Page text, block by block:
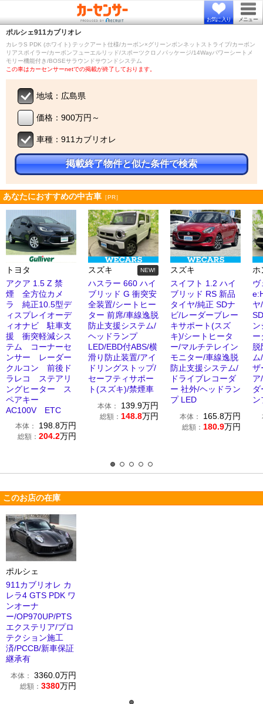
お気に入り メニュー
ポルシェ911カブリオレ
カレラS PDK (ホワイト) テックアート仕様/カーボン×グリーンボンネットストライプ/カーボン
リアスポイラー/カーボンフューエルリッド/スポーツクロノパッケージ/14Wayパワーシートメ
モリー機能付き/BOSEサラウンドサウンドシステム
この車はカーセンサーnetでの掲載が終了しております。
地域：広島県
価格：900万円～
車種：911カブリオレ
掲載終了物件と似た条件で検索
あなたにおすすめの中古車 ［PR］
トヨタ
アクア 1.5 Z 禁
煙 全方位カメ
ラ 純正10.5型デ
ィスプレイオーデ
ィオナビ 駐車支
援 衝突軽減シス
テム コーナーセ
ンサー レーダー
クルコン 前後ド
ラレコ ステアリ
ングヒーター ス
ペアキー
AC100V ETC
本体： 198.8万円
総額： 204.2万円
スズキ NEW!
ハスラー 660 ハイ
ブリッド G 衝突安
全装置/シートヒー
ター 前席/車線逸脱
防止支援システム/
ヘッドランプ
LED/EBD付ABS/横
滑り防止装置/アイ
ドリングストップ/
セーフティサポー
ト(スズキ)/禁煙車
本体： 139.9万円
総額： 148.8万円
スズキ
スイフト 1.2 ハイ
ブリッド RS 新品
タイヤ/純正 SDナ
ビ/レーダーブレー
キサポート(スズ
キ)/シートヒータ
ー/マルチテレイン
モニター/車線逸脱
防止支援システム/
ドライブレコーダ
ー 社外/ヘッドラン
プ LED
本体： 165.8万円
総額： 180.9万円
ホ
ヴ
ヤ
ー
脱
ザ
ア
このお店の在庫
ポルシェ
911カブリオレ カ
レラ4 GTS PDK ワ
ンオーナ
ー/OP970UP/PTS
エクステリア/プロ
テクション施工
済/PCCB/新車保証
継承有
本体： 3360.0万円
総額： 3380万円